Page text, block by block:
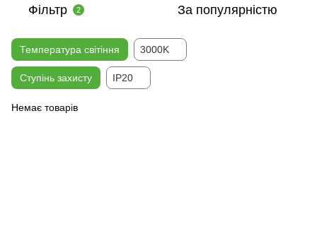
Фільтр 2 За популярністю
Температура світіння 3000K
Ступінь захисту IP20
Немає товарів